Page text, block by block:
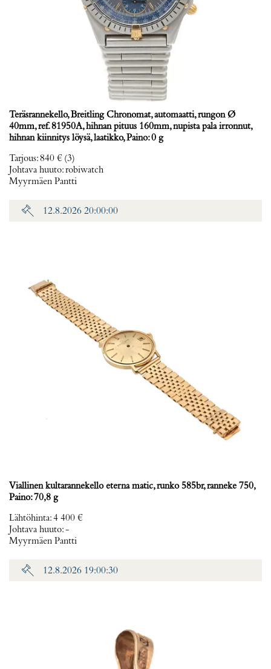
Teräsrannekello, Breitling Chronomat, automaatti, rungon Ø
40mm, ref. 81950A, hihnan pituus 160mm, nupista pala irronnut,
hihnan kiinnitys löysä, laatikko, Paino: 0 g
Tarjous:840 € (3)
Johtava huuto:robiwatch
Myyrmäen Pantti
12.8.2026 20:00:00
Viallinen kultarannekello eterna matic, runko 585br, ranneke 750,
Paino: 70,8 g
Lähtöhinta:4 400 €
Johtava huuto:-
Myyrmäen Pantti
12.8.2026 19:00:30